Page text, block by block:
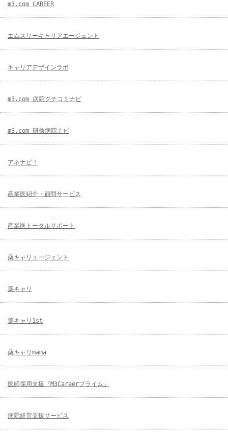
m3.com CAREER
エムスリーキャリアエージェント
キャリアデザインラボ
m3.com 病院クチコミナビ
m3.com 研修病院ナビ
アネナビ！
産業医紹介・顧問サービス
産業医トータルサポート
薬キャリエージェント
薬キャリ
薬キャリ1st
薬キャリmama
医師採用支援『M3Careerプライム』
病院経営支援サービス